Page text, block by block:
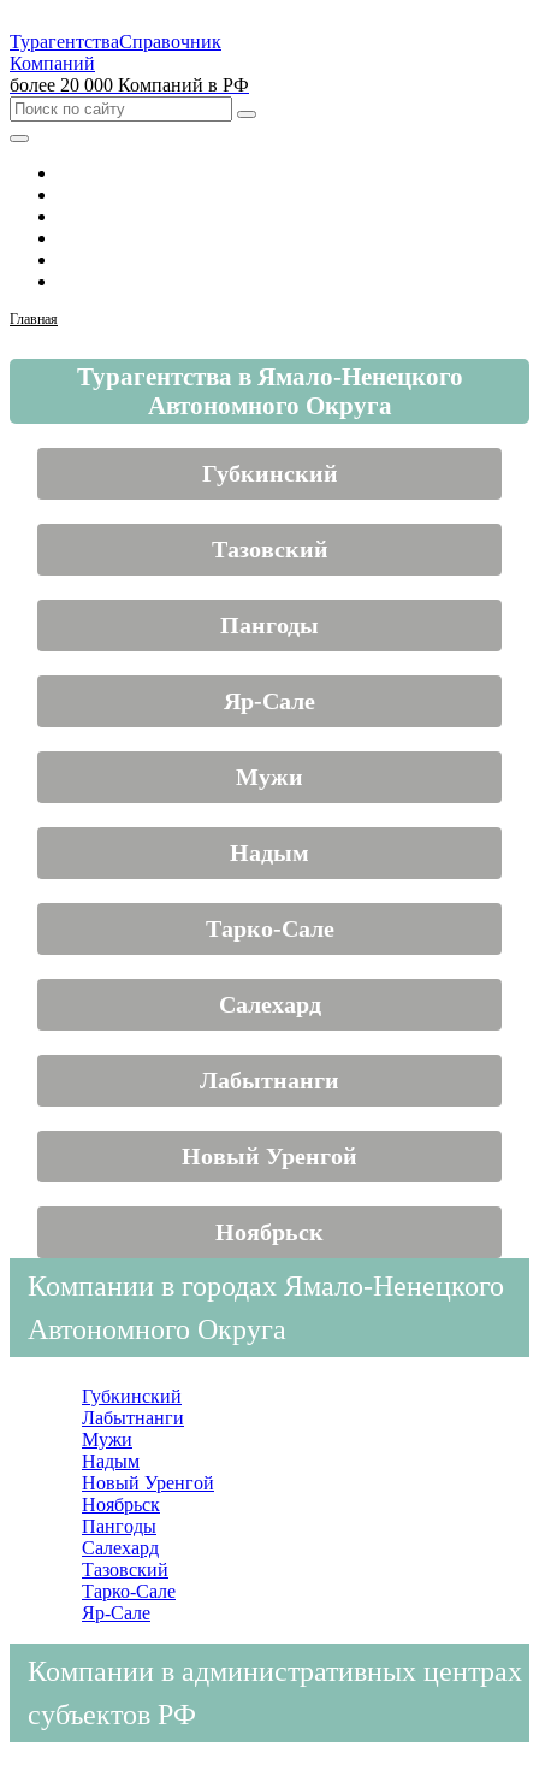
ТурагентстваСправочник
Компаний
более 20 000 Компаний в РФ
Главная
Турагентства в Ямало-Ненецкого
Автономного Округа
Губкинский
Тазовский
Пангоды
Яр-Сале
Мужи
Надым
Тарко-Сале
Салехард
Лабытнанги
Новый Уренгой
Ноябрьск
Компании в городах Ямало-Ненецкого
Автономного Округа
Губкинский
Лабытнанги
Мужи
Надым
Новый Уренгой
Ноябрьск
Пангоды
Салехард
Тазовский
Тарко-Сале
Яр-Сале
Компании в административных центрах
субъектов РФ